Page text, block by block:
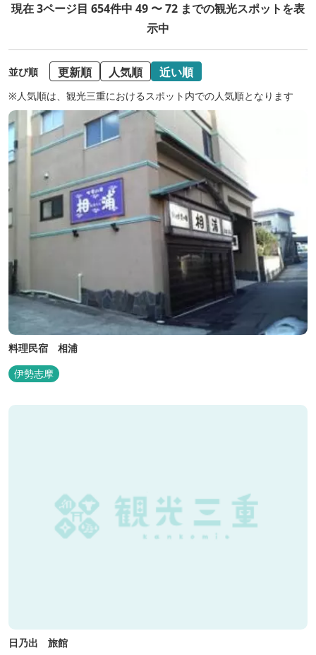
現在 3ページ目 654件中 49 〜 72 までの観光スポットを表
示中
並び順 更新順 人気順 近い順
※人気順は、観光三重におけるスポット内での人気順となります
料理民宿 相浦
伊勢志摩
日乃出 旅館